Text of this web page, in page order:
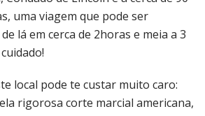
uma viagem que pode ser
lá em cerca de 2horas e meia a 3
local pode te custar muito caro:
rigorosa corte marcial americana,